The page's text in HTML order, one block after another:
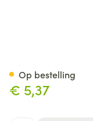
€ 5,37
Op bestelling